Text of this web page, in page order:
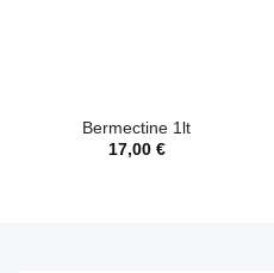
Bermectine 1lt
17,00 €